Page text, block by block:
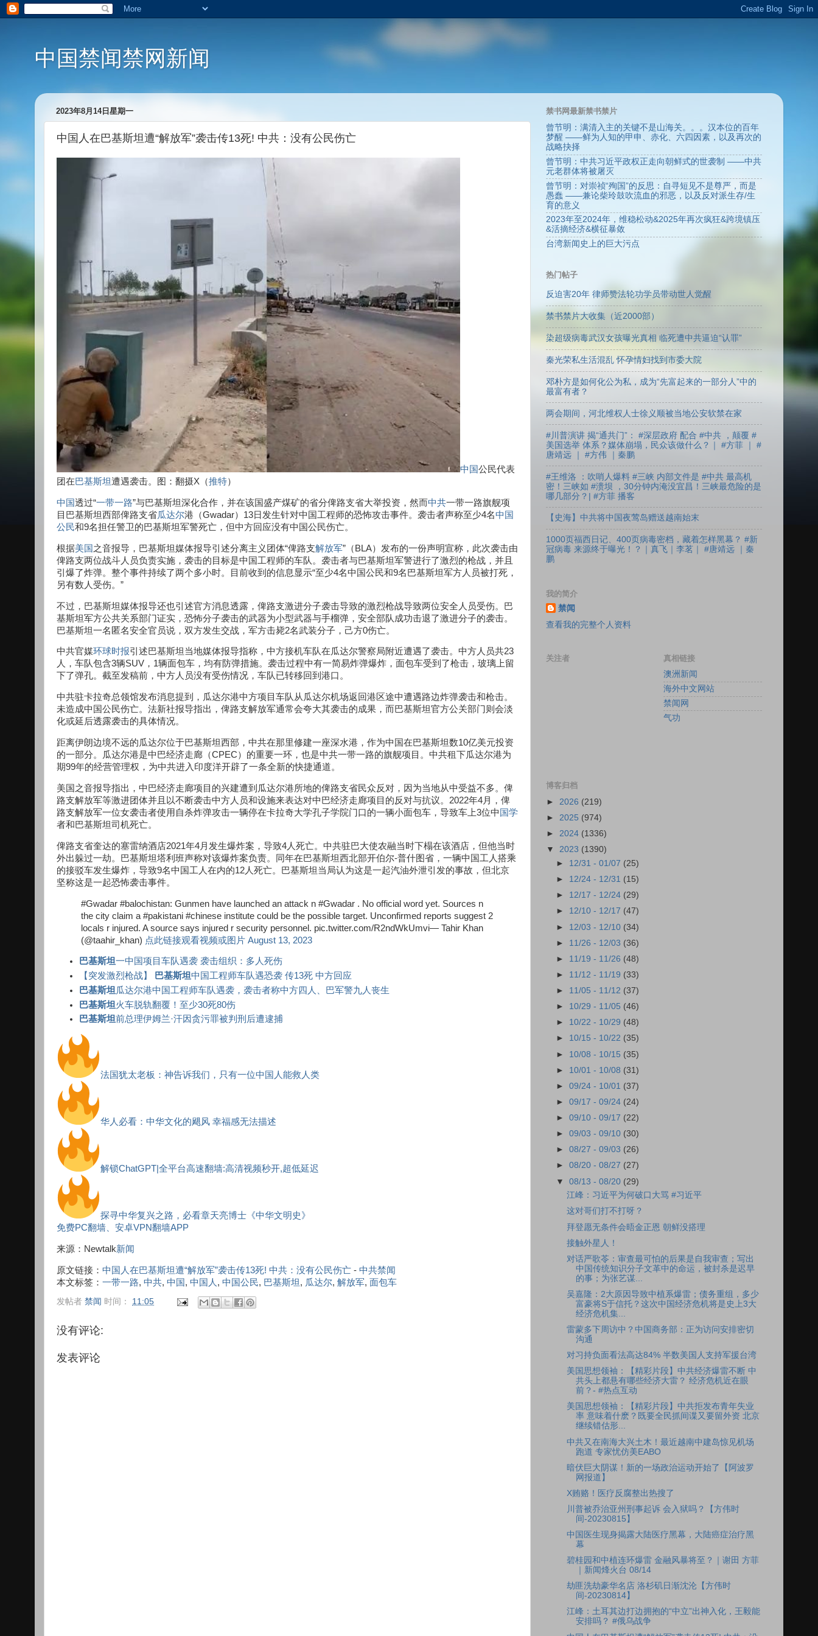
中国禁闻禁网新闻
2023年8月14日星期一
中国人在巴基斯坦遭“解放军”袭击传13死! 中共：没有公民伤亡
中国公民代表
团在巴基斯坦遭遇袭击。图：翻摄X（推特）
中国透过“一带一路”与巴基斯坦深化合作，并在该国盛产煤矿的省分俾路支省大举投资，然而中共一带一路旗舰项
目巴基斯坦西部俾路支省瓜达尔港（Gwadar）13日发生针对中国工程师的恐怖攻击事件。袭击者声称至少4名中国
公民和9名担任警卫的巴基斯坦军警死亡，但中方回应没有中国公民伤亡。
根据美国 之音报导，巴基斯坦媒体报导引述分离主义团体“俾路支解放军”（BLA）发布的一份声明宣称，此次袭击由
俾路支两位战斗人员负责实施，袭击的目标是中国工程师的车队。袭击者与巴基斯坦军警进行了激烈的枪战，并且
引爆了炸弹。整个事件持续了两个多小时。目前收到的信息显示“至少4名中国公民和9名巴基斯坦军方人员被打死，
另有数人受伤。”
不过，巴基斯坦媒体报导还也引述官方消息透露，俾路支激进分子袭击导致的激烈枪战导致两位安全人员受伤。巴
基斯坦军方公共关系部门证实，恐怖分子袭击的武器为小型武器与手榴弹，安全部队成功击退了激进分子的袭击。
巴基斯坦一名匿名安全官员说，双方发生交战，军方击毙2名武装分子，己方0伤亡。
中共官媒环球时报引述巴基斯坦当地媒体报导指称，中方接机车队在瓜达尔警察局附近遭遇了袭击。中方人员共23
人，车队包含3辆SUV，1辆面包车，均有防弹措施。袭击过程中有一简易炸弹爆炸，面包车受到了枪击，玻璃上留
下了弹孔。截至发稿前，中方人员没有受伤情况，车队已转移回到港口。
中共驻卡拉奇总领馆发布消息提到，瓜达尔港中方项目车队从瓜达尔机场返回港区途中遭遇路边炸弹袭击和枪击。
未造成中国公民伤亡。法新社报导指出，俾路支解放军通常会夸大其袭击的成果，而巴基斯坦官方公关部门则会淡
化或延后透露袭击的具体情况。
距离伊朗边境不远的瓜达尔位于巴基斯坦西部，中共在那里修建一座深水港，作为中国在巴基斯坦数10亿美元投资
的一部分。瓜达尔港是中巴经济走廊（CPEC）的重要一环，也是中共一带一路的旗舰项目。中共租下瓜达尔港为
期99年的经营管理权，为中共进入印度洋开辟了一条全新的快捷通道。
美国之音报导指出，中巴经济走廊项目的兴建遭到瓜达尔港所地的俾路支省民众反对，因为当地从中受益不多。俾
路支解放军等激进团体并且以不断袭击中方人员和设施来表达对中巴经济走廊项目的反对与抗议。2022年4月，俾
路支解放军一位女袭击者使用自杀炸弹攻击一辆停在卡拉奇大学孔子学院门口的一辆小面包车，导致车上3位中 国学
者和巴基斯坦司机死亡。
俾路支省奎达的塞雷纳酒店2021年4月发生爆炸案，导致4人死亡。中共驻巴大使农融当时下榻在该酒店，但他当时
外出躲过一劫。巴基斯坦塔利班声称对该爆炸案负责。同年在巴基斯坦西北部开伯尔-普什图省，一辆中国工人搭乘
的接驳车发生爆炸，导致9名中国工人在内的12人死亡。巴基斯坦当局认为这是一起汽油外泄引发的事故，但北京
坚称这是一起恐怖袭击事件。
#Gwadar #balochistan: Gunmen have launched an attack n #Gwadar . No official word yet. Sources n
the city claim a #pakistani #chinese institute could be the possible target. Unconfirmed reports suggest 2
locals r injured. A source says injured r security personnel. pic.twitter.com/R2ndWkUmvi— Tahir Khan
(@taahir_khan) 点此链接观看视频或图片 August 13, 2023
巴基斯坦一中国项目车队遇袭 袭击组织：多人死伤
【突发激烈枪战】
巴基斯坦中国工程师车队遇恐袭 传13死 中方回应
巴基斯坦 瓜达尔港中国工程师车队遇袭，袭击者称中方四人、巴军警九人丧生
巴基斯坦火车脱轨翻覆！至少30死80伤
巴基斯坦前总理伊姆兰·汗因贪污罪被判刑后遭逮捕
法国犹太老板：神告诉我们，只有一位中国人能救人类
华人必看：中华文化的飓风 幸福感无法描述
解锁ChatGPT|全平台高速翻墙:高清视频秒开,超低延迟
探寻中华复兴之路，必看章天亮博士《中华文明史》
免费PC翻墙、安卓VPN翻墙APP
来源：Newtalk新闻
原文链接： 中国人在巴基斯坦遭“解放军”袭击传13死! 中共：没有公民伤亡 - 中共禁闻
本文标签： 一带一路, 中共, 中国 , 中国人 , 中国公民, 巴基斯坦 , 瓜达尔, 解放军, 面包车
发帖者 禁闻 时间： 11:05
没有评论:
发表评论
禁书网最新禁书禁片
曾节明：满清入主的关键不是山海关。。。汉本位的百年
梦醒 ——鲜为人知的甲申、赤化、六四因素，以及再次的
战略抉择
曾节明：中共习近平政权正走向朝鲜式的世袭制 ——中共
元老群体将被屠灭
曾节明：对崇祯“殉国”的反思：自寻短见不是尊严，而是
愚蠢 ——兼论柴玲鼓吹流血的邪恶，以及反对派生存/生
育的意义
2023年至2024年，维稳松动&2025年再次疯狂&跨境镇压
&活摘经济&横征暴敛
台湾新闻史上的巨大污点
热门帖子
反迫害20年 律师赞法轮功学员带动世人觉醒
禁书禁片大收集（近2000部）
染超级病毒武汉女孩曝光真相 临死遭中共逼迫“认罪”
秦光荣私生活混乱 怀孕情妇找到市委大院
邓朴方是如何化公为私，成为“先富起来的一部分人”中的
最富有者？
两会期间，河北维权人士徐义顺被当地公安软禁在家
#川普演讲 揭“通共门”： #深层政府 配合 #中共 ，颠覆 #
美国选举 体系？媒体崩塌，民众该做什么？｜ #方菲 ｜ #
唐靖远 ｜ #方伟 ｜秦鹏
#王维洛 ：吹哨人爆料 #三峡 内部文件是 #中共 最高机
密！三峡如 #溃坝 ，30分钟内淹没宜昌！三峡最危险的是
哪几部分？| #方菲 播客
【史海】中共将中国夜莺岛赠送越南始末
1000页福西日记、400页病毒密档，藏着怎样黑幕？ #新
冠病毒 来源终于曝光！？｜真飞｜李茗｜ #唐靖远 ｜秦
鹏
我的简介
禁闻
查看我的完整个人资料
关注者
真相链接
澳洲新闻
海外中文网站
禁闻网
气功
博客归档
► 2026 (219)
► 2025 (974)
► 2024 (1336)
▼ 2023 (1390)
► 12/31 - 01/07 (25)
► 12/24 - 12/31 (15)
► 12/17 - 12/24 (29)
► 12/10 - 12/17 (47)
► 12/03 - 12/10 (34)
► 11/26 - 12/03 (36)
► 11/19 - 11/26 (48)
► 11/12 - 11/19 (33)
► 11/05 - 11/12 (37)
► 10/29 - 11/05 (46)
► 10/22 - 10/29 (48)
► 10/15 - 10/22 (35)
► 10/08 - 10/15 (35)
► 10/01 - 10/08 (31)
►09/24 - 10/01 (37)
►09/17 - 09/24 (24)
►09/10 - 09/17 (22)
►09/03 - 09/10 (30)
►08/27 - 09/03 (26)
►08/20 - 08/27 (27)
▼08/13 - 08/20 (29)
江峰：习近平为何破口大骂 #习近平
这对哥们打不打呀？
拜登愿无条件会晤金正恩 朝鲜没搭理
接触外星人！
对话严歌苓：审查最可怕的后果是自我审查；写出
中国传统知识分子文革中的命运，被封杀是迟早
的事；为张艺谋...
吴嘉隆：2大原因导致中植系爆雷；债务重组，多少
富豪将S于信托？这次中国经济危机将是史上3大
经济危机集...
雷蒙多下周访中？中国商务部：正为访问安排密切
沟通
对习持负面看法高达84% 半数美国人支持军援台湾
美国思想领袖：【精彩片段】中共经济爆雷不断 中
共头上都悬有哪些经济大雷？ 经济危机近在眼
前？- #热点互动
美国思想领袖：【精彩片段】中共拒发布青年失业
率 意味着什麽？既要全民抓间谍又要留外资 北京
继续错估形...
中共又在南海大兴土木！最近越南中建岛惊见机场
跑道 专家忧仿美EABO
暗伏巨大阴谋！新的一场政治运动开始了【阿波罗
网报道】
X贿赂！医疗反腐整出热搜了
川普被乔治亚州刑事起诉 会入狱吗？【方伟时
间-20230815】
中国医生现身揭露大陆医疗黑幕，大陆癌症治疗黑
幕
碧桂园和中植连环爆雷 金融风暴将至？｜谢田 方菲
｜新闻烽火台 08/14
劫匪洗劫豪华名店 洛杉矶日渐沈沦【方伟时
间-20230814】
江峰：土耳其边打边拥抱的“中立”出神入化，王毅能
安排吗？ #俄乌战争